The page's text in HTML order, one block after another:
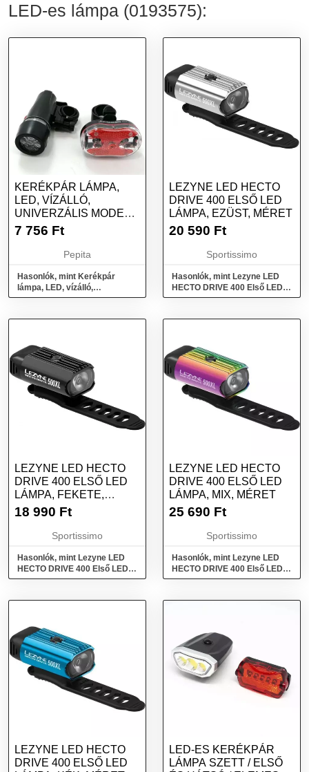
LED-es lámpa (0193575):
KERÉKPÁR LÁMPA,
LED, VÍZÁLLÓ,
UNIVERZÁLIS MODELL
5 LED ELŐL 9 LED...
7 756 Ft
Pepita
Hasonlók, mint Kerékpár
lámpa, LED, vízálló,
univerzális modell 5 Led elől 9
LEZYNE LED HECTO
DRIVE 400 ELSŐ LED
LÁMPA, EZÜST, MÉRET
20 590 Ft
Sportissimo
Hasonlók, mint Lezyne LED
HECTO DRIVE 400 Első LED
lámpa, ezüst, méret
LEZYNE LED HECTO
DRIVE 400 ELSŐ LED
LÁMPA, FEKETE,
MÉRET
18 990 Ft
Sportissimo
Hasonlók, mint Lezyne LED
HECTO DRIVE 400 Első LED
lámpa, fekete, méret
LEZYNE LED HECTO
DRIVE 400 ELSŐ LED
LÁMPA, MIX, MÉRET
25 690 Ft
Sportissimo
Hasonlók, mint Lezyne LED
HECTO DRIVE 400 Első LED
lámpa, mix, méret
LEZYNE LED HECTO
DRIVE 400 ELSŐ LED
LED-ES KERÉKPÁR
LÁMPA SZETT / ELSŐ